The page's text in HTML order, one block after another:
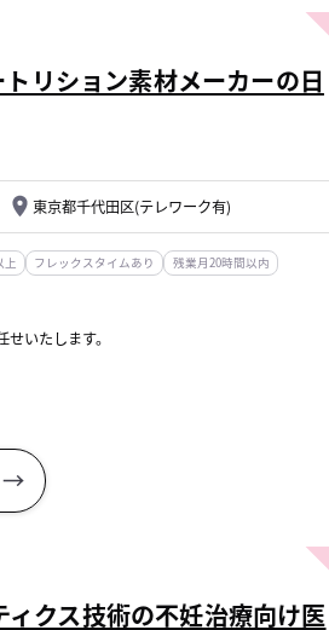
リション素材メーカーの日
東京都千代田区(テレワーク有)
上 フレックスタイムあり
残業月20時間以内
いたします。
クス技術の不妊治療向け医